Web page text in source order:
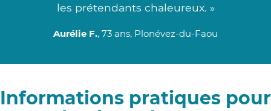
les prétendants chaleureux. »
Aurélie F., 73 ans, Plonévez-du-Faou
Informations pratiques pour